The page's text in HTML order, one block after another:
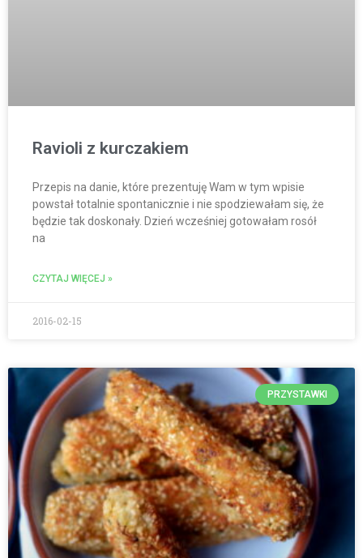
Ravioli z kurczakiem
Przepis na danie, które prezentuję Wam w tym wpisie
powstał totalnie spontanicznie i nie spodziewałam się, że
będzie tak doskonały. Dzień wcześniej gotowałam rosół
na
CZYTAJ WIĘCEJ »
2016-02-15
PRZYSTAWKI